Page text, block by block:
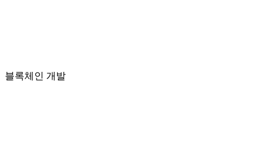
블록체인 개발